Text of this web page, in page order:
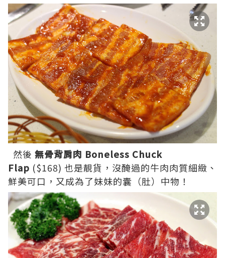
然後 無骨背肩肉 Boneless Chuck
Flap ($168) 也是靚貨，沒醃過的牛肉肉質細緻、
鮮美可口，又成為了妹妹的囊（肚）中物！